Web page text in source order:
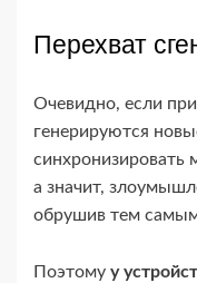
Перехват
Очевидно, если
генерируются
синхронизировать
а значит,
обрушив тем
Поэтому у